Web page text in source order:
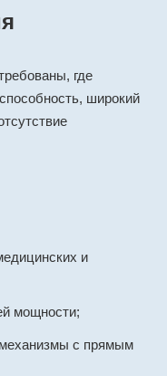
где
широкий
и
мощности;
с прямым